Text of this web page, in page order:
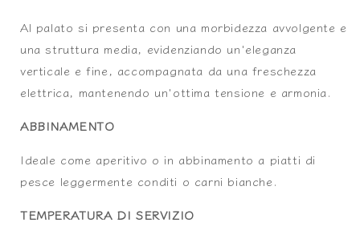
Al palato si presenta con una morbidezza avvolgente e
una struttura media, evidenziando un'eleganza
verticale e fine, accompagnata da una freschezza
elettrica, mantenendo un'ottima tensione e armonia.
ABBINAMENTO
Ideale come aperitivo o in abbinamento a piatti di
pesce leggermente conditi o carni bianche.
TEMPERATURA DI SERVIZIO